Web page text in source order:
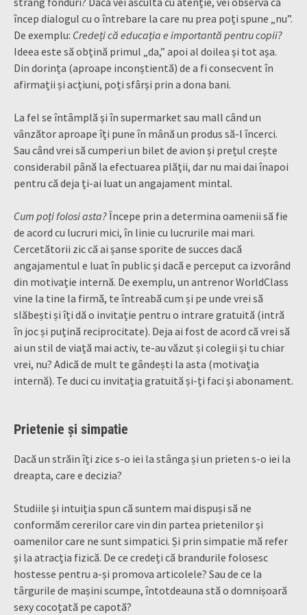
încep dialogul cu o întrebare la care nu prea poți spune „nu”.
De exemplu: Credeți că educația e importantă pentru copii?
Ideea este să obțină primul „da,” apoi al doilea și tot așa.
Din dorința (aproape inconștientă) de a fi consecvent în
afirmații și acțiuni, poți sfârși prin a dona bani.
La fel se întâmplă și în supermarket sau mall când un
vânzător aproape îți pune în mână un produs să-l încerci.
Sau când vrei să cumperi un bilet de avion și prețul crește
considerabil până la efectuarea plății, dar nu mai dai înapoi
pentru că deja ți-ai luat un angajament mintal.
Cum poți folosi asta?Începe prin a determina oamenii să fie
de acord cu lucruri mici, în linie cu lucrurile mai mari.
Cercetătorii zic că ai șanse sporite de succes dacă
angajamentul e luat în public și dacă e perceput ca izvorând
din motivație internă. De exemplu, un antrenor WorldClass
vine la tine la firmă, te întreabă cum și pe unde vrei să
slăbești și îți dă o invitație pentru o intrare gratuită (intră
în joc și puțină reciprocitate). Deja ai fost de acord că vrei să
ai un stil de viață mai activ, te-au văzut și colegii și tu chiar
vrei, nu? Adică de mult te gândești la asta (motivația
internă). Te duci cu invitația gratuită și-ți faci și abonament.
Prietenie și simpatie
Dacă un străin îți zice s-o iei la stânga și un prieten s-o iei la
dreapta, care e decizia?
Studiile și intuiția spun că suntem mai dispuși să ne
conformăm cererilor care vin din partea prietenilor și
oamenilor care ne sunt simpatici. Și prin simpatie mă refer
și la atracția fizică. De ce credeți că brandurile folosesc
hostesse pentru a-și promova articolele? Sau de ce la
târgurile de mașini scumpe, întotdeauna stă o domnișoară
sexy cocoțată pe capotă?